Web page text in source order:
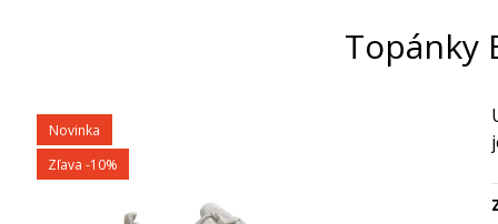
Topánky
Novinka
Zľava -10%